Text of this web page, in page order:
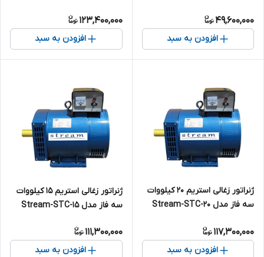
49,600,000
افزودن به سبد
123,400,000
افزودن به سبد
ژنراتور زغالی استریم 20 کیلووات
سه فاز مدل Stream-STC-20
117,300,000
افزودن به سبد
ژنراتور زغالی استریم 15 کیلووات
سه فاز مدل Stream-STC-15
111,300,000
افزودن به سبد